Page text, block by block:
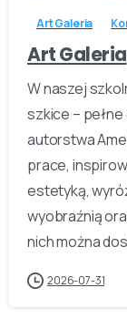
Art Galeria
Art Galeria
W naszej
szkice –
autorstwa
prace,
estetyką,
wyobraźnią
nich można
2026-07-31